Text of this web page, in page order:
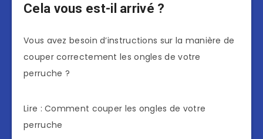
Cela vous est-il arrivé ?
Vous avez besoin d’instructions sur la manière de
couper correctement les ongles de votre
perruche ?
Lire : Comment couper les ongles de votre
perruche